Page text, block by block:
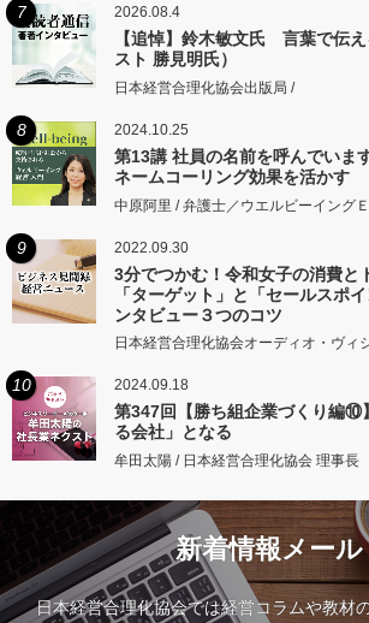
7 2026.08.4
【追悼】鈴木敏文氏 言葉で伝
スト 勝見明氏）
日本経営合理化協会出版局 /
8 2024.10.25
第13講 社員の名前を呼んでいま
ネームコーリング効果を活かす
中原阿里 / 弁護士／ウエルビーイング
9 2022.09.30
3分でつかむ！令和女子の消費と
「ターゲット」と「セールスポ
ンタビュー３つのコツ
日本経営合理化協会オーディオ・ヴィ
10 2024.09.18
第347回【勝ち組企業づくり編⑩
る会社」となる
牟田太陽 / 日本経営合理化協会 理事長
新着情報メール
日本経営合理化協会では経営コラムや教材